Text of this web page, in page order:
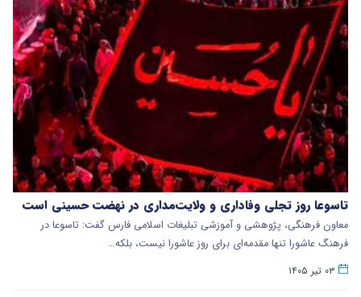
تاسوعا روز تجلی وفاداری و ولایت‌مداری در نهضت حسینی است
معاون فرهنگی، پژوهشی و آموزشی تبلیغات اسلامی فارس گفت: تاسوعا در
فرهنگ عاشورا تنها مقدمه‌ای برای روز عاشورا نیست، بلکه…
۰۳ تیر ۱۴۰۵